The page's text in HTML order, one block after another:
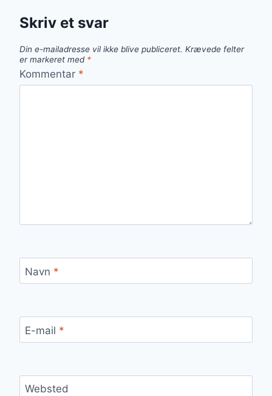
Skriv et svar
Din e-mailadresse vil ikke blive publiceret. Krævede felter
er markeret med *
Kommentar *
Navn *
E-mail *
Websted